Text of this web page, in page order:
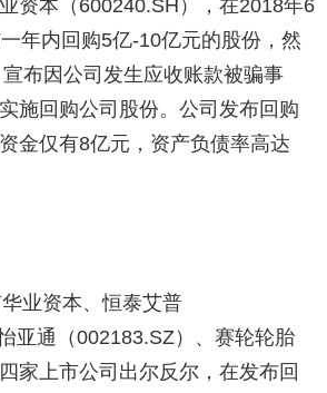
资本（600240.SH），在2018年6
年内回购5亿-10亿元的股份，然
布因公司发生应收账款被骗事
施回购公司股份。公司发布回购
金仅有8亿元，资产负债率高达
业资本、恒泰艾普
亚通（002183.SZ）、赛轮轮胎
家上市公司出尔反尔，在发布回